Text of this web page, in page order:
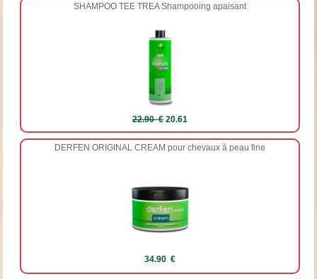
SHAMPOO TEE TREA Shampooing apaisant
22.90 €20.61
DERFEN ORIGINAL CREAM pour chevaux à peau fine
34.90 €